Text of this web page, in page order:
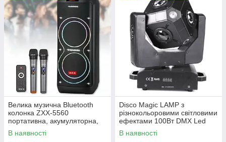
Велика музична Bluetooth
колонка ZXX-5560
портативна, акумуляторна,
Потужність 400 Вт, 2
мікрофони, пульт, чорна
В наявності
Disco Magic LAMP з
різнокольоровими світловими
ефектами 100Вт DMX Led
head 0311
В наявності